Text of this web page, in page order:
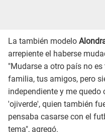
La también modelo
arrepiente el haberse
"Mudarse a otro país no
familia, tus amigos, pero
independiente y me quedo
'ojiverde', quien también
pensaba casarse con el
tema", agregó.